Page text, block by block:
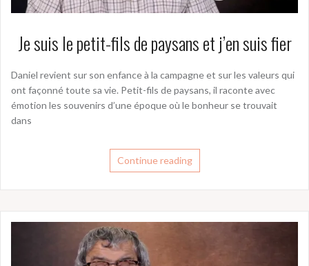
Je suis le petit-fils de paysans et j’en suis fier
Daniel revient sur son enfance à la campagne et sur les valeurs qui
ont façonné toute sa vie. Petit-fils de paysans, il raconte avec
émotion les souvenirs d’une époque où le bonheur se trouvait
dans
Continue reading